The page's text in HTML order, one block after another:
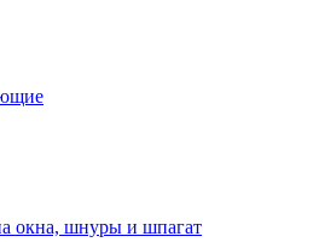
окна, шнуры и шпагат